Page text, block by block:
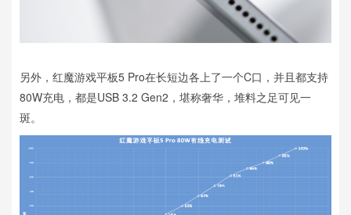
另外，红魔游戏平板5 Pro在长短边各上了一个C口，并且都支持
80W充电，都是USB 3.2 Gen2，堪称奢华，堆料之足可见一
斑。